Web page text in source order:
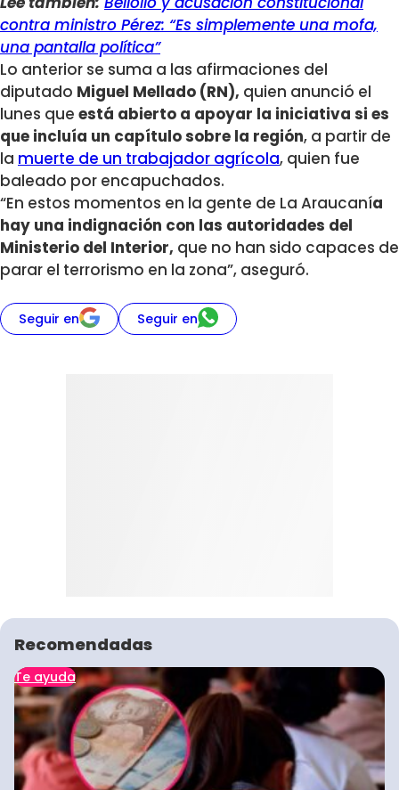
contra ministro Pérez: “Es simplemente una mofa,
una pantalla política”
Lo anterior se suma a las afirmaciones del
diputado Miguel Mellado (RN), quien anunció el
lunes que está abierto a apoyar la iniciativa si es
que incluía un capítulo sobre la región, a partir de
la muerte de un trabajador agrícola, quien fue
baleado por encapuchados.
“En estos momentos en la gente de La Araucanía
hay una indignación con las autoridades del
Ministerio del Interior, que no han sido capaces de
parar el terrorismo en la zona”, aseguró.
Seguir en Seguir en
Recomendadas
Te ayuda